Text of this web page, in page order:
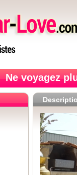
Ne voyagez